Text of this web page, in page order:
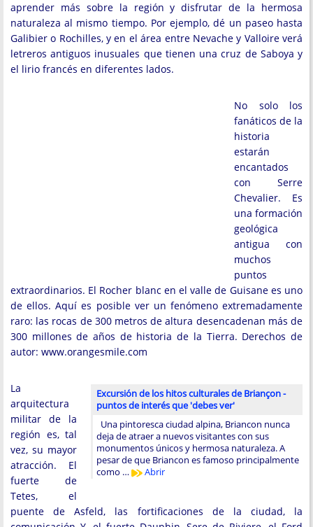
aprender más sobre la región y disfrutar de la hermosa
naturaleza al mismo tiempo. Por ejemplo, dé un paseo hasta
Galibier o Rochilles, y en el área entre Nevache y Valloire verá
letreros antiguos inusuales que tienen una cruz de Saboya y
el lirio francés en diferentes lados.
No solo los
fanáticos de la
historia
estarán
encantados
con Serre
Chevalier. Es
una formación
geológica
antigua con
muchos
puntos
extraordinarios. El Rocher blanc en el valle de Guisane es uno
de ellos. Aquí es posible ver un fenómeno extremadamente
raro: las rocas de 300 metros de altura desencadenan más de
300 millones de años de historia de la Tierra. Derechos de
autor: www.orangesmile.com
Excursión de los hitos culturales de Briançon -
puntos de interés que 'debes ver'
Una pintoresca ciudad alpina, Briancon nunca
deja de atraer a nuevos visitantes con sus
monumentos únicos y hermosa naturaleza. A
pesar de que Briancon es famoso principalmente
como …
Abrir
La
arquitectura
militar de la
región es, tal
vez, su mayor
atracción. El
fuerte de
Tetes, el
puente de Asfeld, las fortificaciones de la ciudad, la